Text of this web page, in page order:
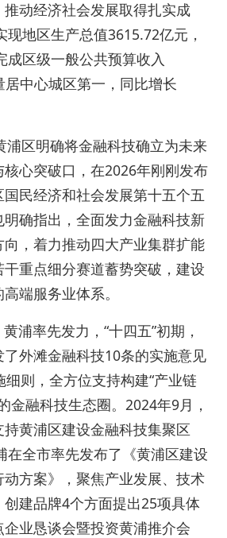
动经济社会发展取得扎实成
地区生产总值3615.72亿元，
成区级一般公共预算收入
中心城区第一，同比增长
浦区明确将金融科技确立为未来
心突破口，在2026年刚刚发布
民经济和社会发展第十五个五
确指出，全面发力金融科技新
，着力推动四大产业集群扩能
重点细分赛道蓄势突破，建设
端服务业体系。
浦率先发力，“十四五”初期，
外滩金融科技10条的实施意见
则，全方位支持构建“产业链
金融科技生态圈。2024年9月，
黄浦区建设金融科技集聚区
在全市率先发布了《黄浦区建设
方案》，聚焦产业发展、技术
建品牌4个方面提出25项具体
业恳谈会暨投资黄浦推介会